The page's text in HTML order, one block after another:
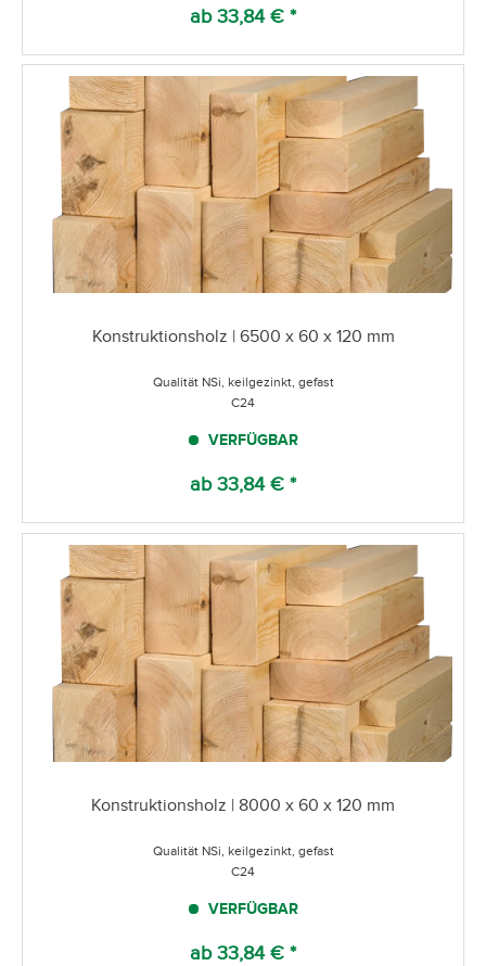
ab 33,84 € *
Konstruktionsholz | 6500 x 60 x 120 mm
Qualität NSi, keilgezinkt, gefast
C24
VERFÜGBAR
ab 33,84 € *
Konstruktionsholz | 8000 x 60 x 120 mm
Qualität NSi, keilgezinkt, gefast
C24
VERFÜGBAR
ab 33,84 € *